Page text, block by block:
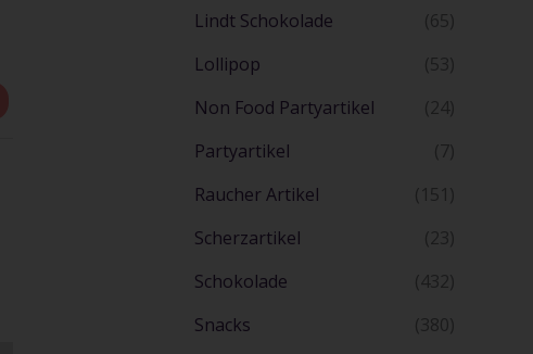
Lindt Schokolade
(65)
Lollipop
(53)
Non Food Partyartikel
(24)
Partyartikel
(7)
Raucher Artikel
(151)
Scherzartikel
(23)
Schokolade
(432)
Snacks
(380)